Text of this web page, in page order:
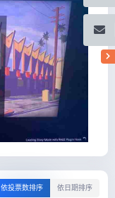
依投票数排序 依日期排序